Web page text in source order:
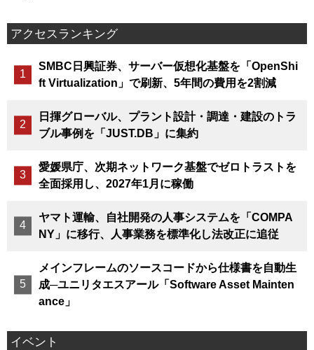
アクセスランキング
SMBC日興証券、サーバー仮想化基盤を「OpenShi
ft Virtualization」で刷新、5年間の費用を2割減
日揮グローバル、プラント設計・調達・建設のトラ
ブル事例を「JUST.DB」に集約
愛媛県庁、次期ネットワーク基盤でゼロトラストを
全面採用し、2027年1月に稼働
ヤマト運輸、自社開発の人事システムを「COMPA
NY」に移行、人事業務を標準化し法改正に追従
メインフレームのソースコードから仕様書を自動生
成─ユニリタエスアール「Software Asset Mainten
ance」
イベント